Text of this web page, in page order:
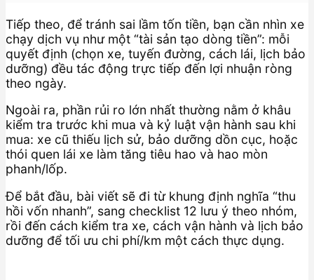
Tiếp theo, để tránh sai lầm tốn tiền, bạn cần nhìn xe
chạy dịch vụ như một “tài sản tạo dòng tiền”: mỗi
quyết định (chọn xe, tuyến đường, cách lái, lịch bảo
dưỡng) đều tác động trực tiếp đến lợi nhuận ròng
theo ngày.
Ngoài ra, phần rủi ro lớn nhất thường nằm ở khâu
kiểm tra trước khi mua và kỷ luật vận hành sau khi
mua: xe cũ thiếu lịch sử, bảo dưỡng dồn cục, hoặc
thói quen lái xe làm tăng tiêu hao và hao mòn
phanh/lốp.
Để bắt đầu, bài viết sẽ đi từ khung định nghĩa “thu
hồi vốn nhanh”, sang checklist 12 lưu ý theo nhóm,
rồi đến cách kiểm tra xe, cách vận hành và lịch bảo
dưỡng để tối ưu chi phí/km một cách thực dụng.